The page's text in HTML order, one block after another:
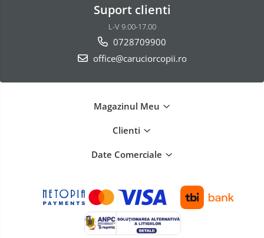
Suport clienti
L-V 9.00-17.00
0728709900
office@caruciorcopii.ro
Magazinul Meu
Clienti
Date Comerciale